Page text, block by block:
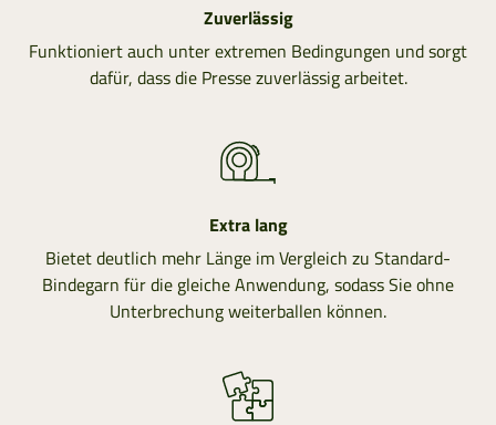
Zuverlässig
Funktioniert auch unter extremen Bedingungen und sorgt
dafür, dass die Presse zuverlässig arbeitet.
Extra lang
Bietet deutlich mehr Länge im Vergleich zu Standard-
Bindegarn für die gleiche Anwendung, sodass Sie ohne
Unterbrechung weiterballen können.